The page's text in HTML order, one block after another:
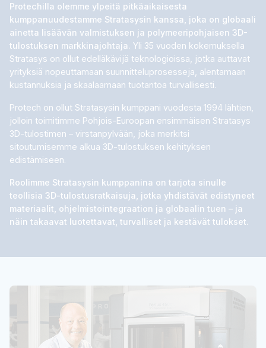
Protechilla olemme ylpeitä pitkäaikaisesta
kumppanuudestamme Stratasysin kanssa, joka on globaali
ainetta lisäävän valmistuksen ja polymeeripohjaisen 3D-
tulostuksen markkinajohtaja. Yli 35 vuoden kokemuksella
Stratasys on ollut edelläkävijä teknologioissa, jotka auttavat
yrityksiä nopeuttamaan suunnitteluprosesseja, alentamaan
kustannuksia ja skaalaamaan tuotantoa turvallisesti.
Protech on ollut Stratasysin kumppani vuodesta 1994 lähtien,
jolloin toimitimme Pohjois-Euroopan ensimmäisen Stratasys
3D-tulostimen – virstanpylvään, joka merkitsi
sitoutumisemme alkua 3D-tulostuksen kehityksen
edistämiseen.
Roolimme Stratasysin kumppanina on tarjota sinulle
teollisia 3D-tulostusratkaisuja, jotka yhdistävät edistyneet
materiaalit, ohjelmistointegraation ja globaalin tuen – ja
näin takaavat luotettavat, turvalliset ja kestävät tulokset.